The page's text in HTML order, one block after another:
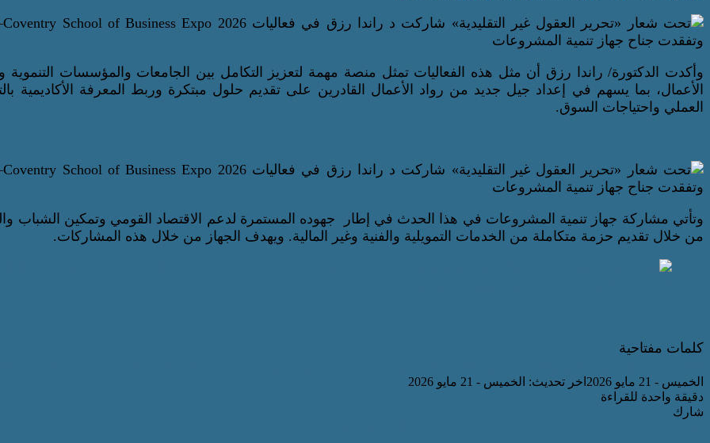
وأكدت الدكتورة/ راندا رزق أن مثل هذه الفعاليات تمثل منصة مهمة لتعزيز التكامل بين الجامعات والمؤسسات التنموية
الأعمال، بما يسهم في إعداد جيل جديد من رواد الأعمال القادرين على تقديم حلول مبتكرة وربط المعرفة الأكاديمية
العملي واحتياجات السوق.
وتأتي مشاركة جهاز تنمية المشروعات في هذا الحدث في إطار جهوده المستمرة لدعم الاقتصاد القومي وتمكين الشباب
من خلال تقديم حزمة متكاملة من الخدمات التمويلية والفنية وغير المالية. ويهدف الجهاز من خلال هذه المشاركات.
كلمات مفتاحية
الخميس - 21 مايو 2026
اخر تحديث: الخميس - 21 مايو 2026
دقيقة واحدة للقراءة
شارك